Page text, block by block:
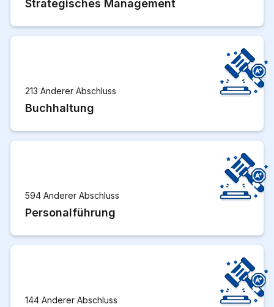
Strategisches Management
213 Anderer Abschluss
Buchhaltung
594 Anderer Abschluss
Personalführung
144 Anderer Abschluss